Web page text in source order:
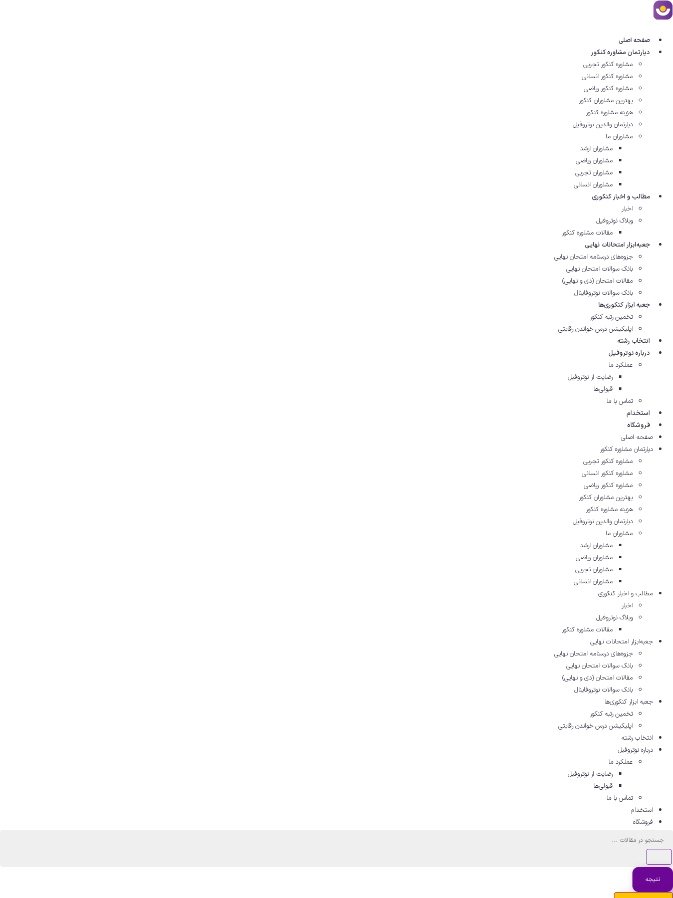
پرش
به
صفحه اصلی
دپارتمان مشاوره کنکور
مشاوره کنکور تجربی
مشاوره کنکور انسانی
مشاوره کنکور ریاضی
بهترین مشاوران کنکور
هزینه مشاوره کنکور
دپارتمان والدین نوتروفیل
مشاوران ما
مشاوران ارشد
مشاوران ریاضی
مشاوران تجربی
مشاوران انسانی
مطالب و اخبار کنکوری
اخبار
وبلاگ نوتروفیل
مقالات مشاوره‌ کنکور
جعبه‌ابزار امتحانات نهایی
جزوه‌های درسنامه امتحان نهایی
بانک سوالات امتحان نهایی
مقالات امتحان (دی و نهایی)
بانک سوالات نوتروفاینال
جعبه ابزار کنکوری‌ها
تخمین رتبه کنکور
اپلیکیشن درس خواندن رقابتی
انتخاب رشته
درباره نوتروفیل
عملکرد ما
رضایت از نوتروفیل
قبولی‌ها
تماس با ما
استخدام
فروشگاه
صفحه اصلی
دپارتمان مشاوره کنکور
مشاوره کنکور تجربی
مشاوره کنکور انسانی
مشاوره کنکور ریاضی
بهترین مشاوران کنکور
هزینه مشاوره کنکور
دپارتمان والدین نوتروفیل
مشاوران ما
مشاوران ارشد
مشاوران ریاضی
مشاوران تجربی
مشاوران انسانی
مطالب و اخبار کنکوری
اخبار
وبلاگ نوتروفیل
مقالات مشاوره‌ کنکور
جعبه‌ابزار امتحانات نهایی
جزوه‌های درسنامه امتحان نهایی
بانک سوالات امتحان نهایی
مقالات امتحان (دی و نهایی)
بانک سوالات نوتروفاینال
جعبه ابزار کنکوری‌ها
تخمین رتبه کنکور
اپلیکیشن درس خواندن رقابتی
انتخاب رشته
درباره نوتروفیل
عملکرد ما
رضایت از نوتروفیل
قبولی‌ها
تماس با ما
استخدام
فروشگاه
جستجو
نتیجه